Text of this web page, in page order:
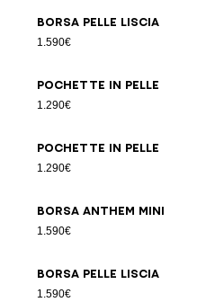
Borsa pelle liscia
1.590€
Pochette in pelle
1.290€
Pochette in pelle
1.290€
Borsa ANTHEM Mini
1.590€
Borsa pelle liscia
1.590€